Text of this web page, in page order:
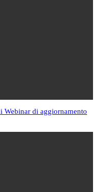
di aggiornamento